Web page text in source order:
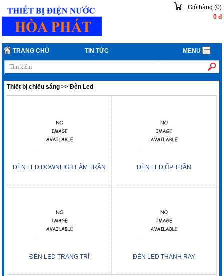
Giỏ hàng (0)
0đ
TRANG CHỦ TIN TỨC MENU
Thiết bị chiếu sáng >>Đèn Led
ĐÈN LED DOWNLIGHT ÂM TRẦN ĐÈN LED ỐP TRẦN
ĐÈN LED TRANG TRÍ ĐÈN LED THANH RAY